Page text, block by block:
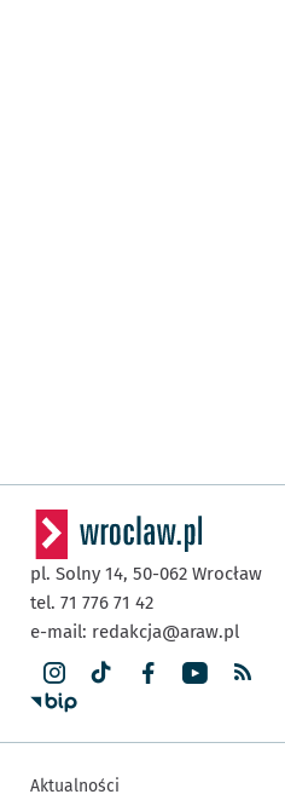
pl. Solny 14, 50-062 Wrocław
tel. 71 776 71 42
e-mail: redakcja@araw.pl
Aktualności